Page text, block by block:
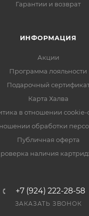
Гарантии и возврат
ИНФОРМАЦИЯ
Акции
Программа лояльности
Подарочный
Карта Халва
в отношении cookie-
обработки
Публичная оферта
наличия
+7 (924) 222-28-58
ЗАКАЗАТЬ ЗВОНОК